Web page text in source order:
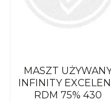
MASZT
INFINITY
RDM 75% 430